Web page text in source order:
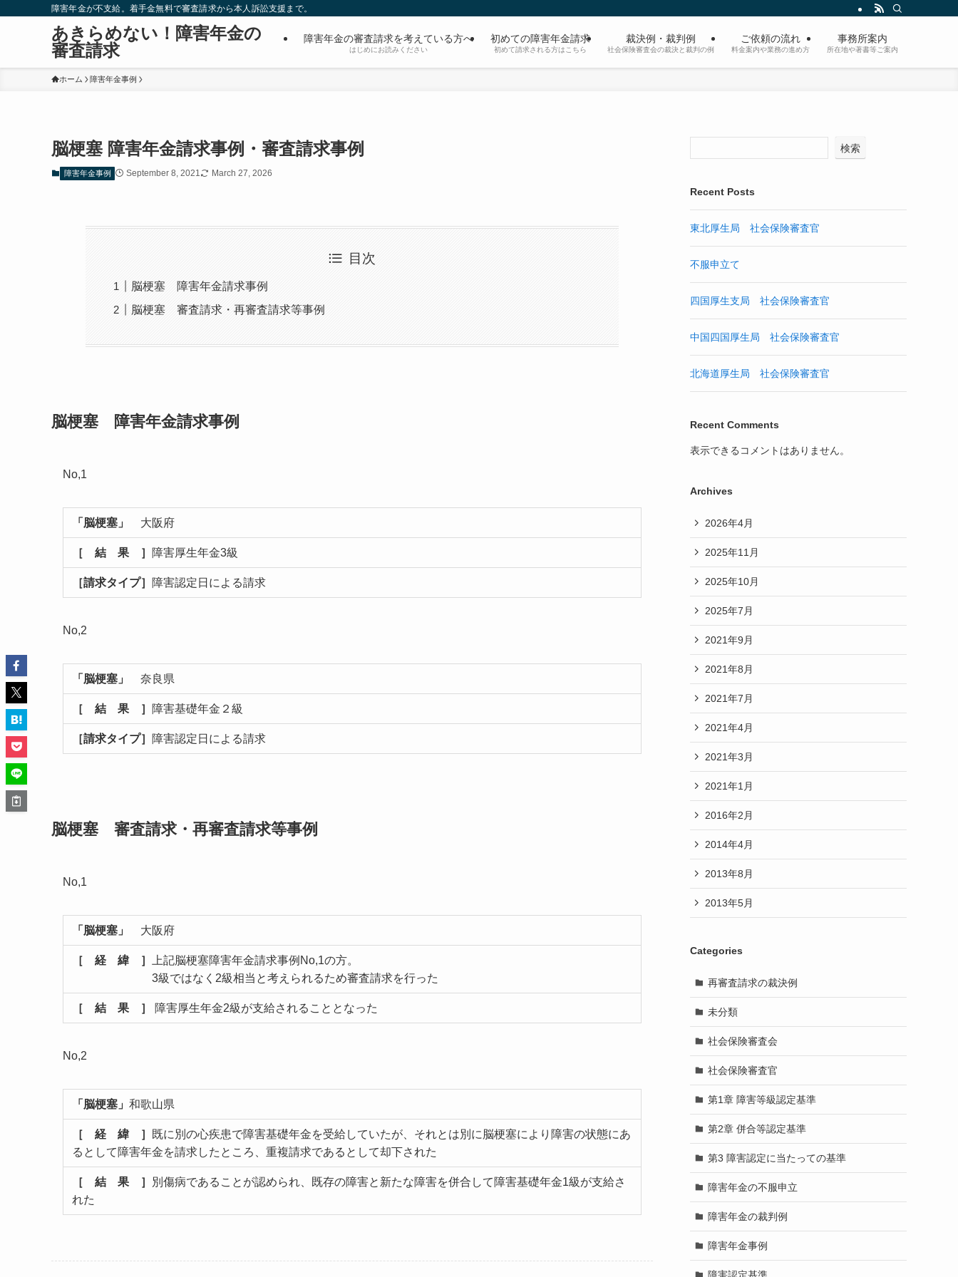
障害年金が不支給。着手金無料で審査請求から本人訴訟支援まで。
あきらめない！障害年金の
審査請求
障害年金の審査請求を考えている方へ
はじめにお読みください
初めての障害年金請求
初めて請求される方はこちら
裁決例・裁判例
社会保険審査会の裁決と裁判の例
ご依頼の流れ
料金案内や業務の進め方
事務所案内
所在地や著書等ご案内
ホーム 障害年金事例
脳梗塞 障害年金請求事例・審査請求事例
障害年金事例 September 8, 2021 March 27, 2026
目次
脳梗塞 障害年金請求事例
脳梗塞 審査請求・再審査請求等事例
脳梗塞 障害年金請求事例
No,1
「脳梗塞」 大阪府
［ 結 果 ］ 障害厚生年金3級
［請求タイプ］ 障害認定日による請求
No,2
「脳梗塞」 奈良県
［ 結 果 ］ 障害基礎年金２級
［請求タイプ］ 障害認定日による請求
脳梗塞 審査請求・再審査請求等事例
No,1
「脳梗塞」 大阪府
［ 経 緯 ］
上記脳梗塞障害年金請求事例No,1の方。
3級ではなく2級相当と考えられるため審査請求を行った
［ 結 果 ］ 障害厚生年金2級が支給されることとなった
No,2
「脳梗塞」 和歌山県
［ 経 緯 ］
既に別の心疾患で障害基礎年金を受給していたが、それとは別に脳梗塞により障害の状態にあ
るとして障害年金を請求したところ、重複請求であるとして却下された
［ 結 果 ］
別傷病であることが認められ、既存の障害と新たな障害を併合して障害基礎年金1級が支給さ
れた
検索
Recent Posts
東北厚生局 社会保険審査官
不服申立て
四国厚生支局 社会保険審査官
中国四国厚生局 社会保険審査官
北海道厚生局 社会保険審査官
Recent Comments
表示できるコメントはありません。
Archives
2026年4月
2025年11月
2025年10月
2025年7月
2021年9月
2021年8月
2021年7月
2021年4月
2021年3月
2021年1月
2016年2月
2014年4月
2013年8月
2013年5月
Categories
再審査請求の裁決例
未分類
社会保険審査会
社会保険審査官
第1章 障害等級認定基準
第2章 併合等認定基準
第3 障害認定に当たっての基準
障害年金の不服申立
障害年金の裁判例
障害年金事例
障害認定基準